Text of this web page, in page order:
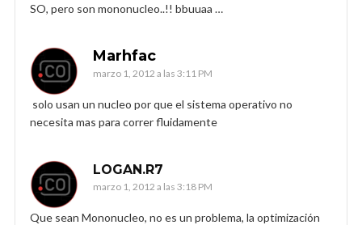
SO, pero son mononucleo..!! bbuuaa …
Marhfac
marzo 1, 2012 a las 3:11 PM
solo usan un nucleo por que el sistema operativo no
necesita mas para correr fluidamente
LOGAN.R7
marzo 1, 2012 a las 3:18 PM
Que sean Mononucleo, no es un problema, la optimización